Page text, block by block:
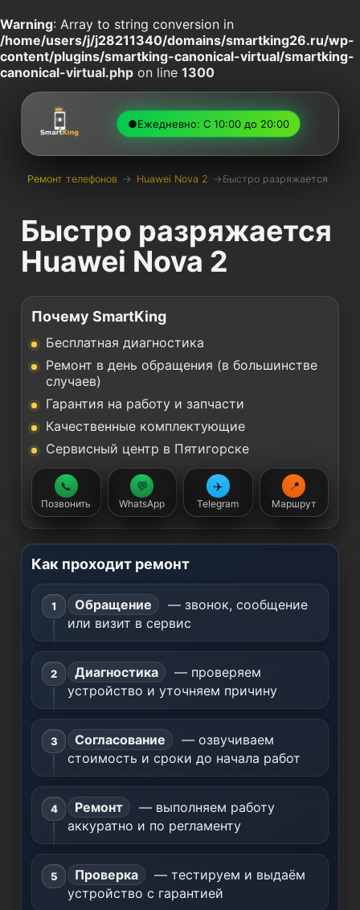
Warning: Array to string conversion in
/home/users/j/j28211340/domains/smartking26.ru/wp-
content/plugins/smartking-canonical-virtual/smartking-
canonical-virtual.php on line 1300
●Ежедневно: С 10:00 до 20:00
Ремонт телефонов → Huawei Nova 2 → Быстро разряжается
Быстро разряжается
Huawei Nova 2
Почему SmartKing
Бесплатная диагностика
Ремонт в день обращения (в большинстве
случаев)
Гарантия на работу и запчасти
Качественные комплектующие
Сервисный центр в Пятигорске
📞
Позвонить
💬
WhatsApp
✈️
Telegram
📍
Маршрут
Как проходит ремонт
Обращение
— звонок, сообщение
или визит в сервис
Диагностика
— проверяем
устройство и уточняем причину
Согласование
— озвучиваем
стоимость и сроки до начала работ
Ремонт
— выполняем работу
аккуратно и по регламенту
Проверка
— тестируем и выдаём
устройство с гарантией